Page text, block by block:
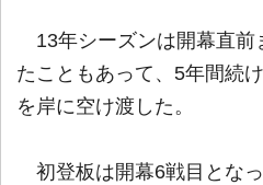
13年シーズンは開幕直前
たこともあって、5年間続
を岸に空け渡した。
初登板は開幕6戦目となっ